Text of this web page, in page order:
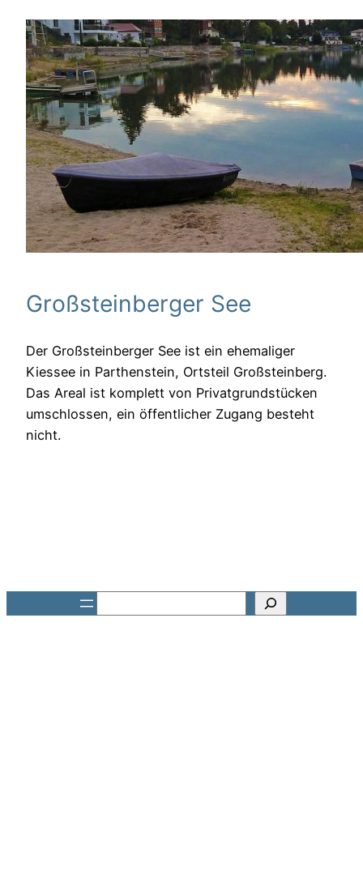
Großsteinberger See
Der Großsteinberger See ist ein ehemaliger
Kiessee in Parthenstein, Ortsteil Großsteinberg.
Das Areal ist komplett von Privatgrundstücken
umschlossen, ein öffentlicher Zugang besteht
nicht.